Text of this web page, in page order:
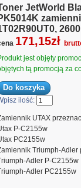
JetWorld
171,15zł
jest objęty
tą promocją za
ilość:
UTAX
P-C2155w
PC2155w
Triumph-
Adler P-C2155w
Adler PC2155w